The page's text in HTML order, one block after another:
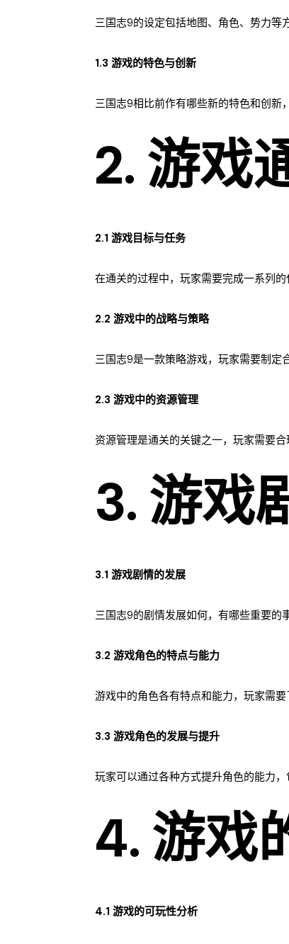
三国志9的设定包括地图、角色、势力等
1.3 游戏的特色与创新
三国志9相比前作有哪些新的特色和创新
2. 游戏
2.1 游戏目标与任务
在通关的过程中，玩家需要完成一系列
2.2 游戏中的战略与策略
三国志9是一款策略游戏，玩家需要制定
2.3 游戏中的资源管理
资源管理是通关的关键之一，玩家需要
3. 游戏
3.1 游戏剧情的发展
三国志9的剧情发展如何，有哪些重要的
3.2 游戏角色的特点与能力
游戏中的角色各有特点和能力，玩家需
3.3 游戏角色的发展与提升
玩家可以通过各种方式提升角色的能力
4. 游戏
4.1 游戏的可玩性分析